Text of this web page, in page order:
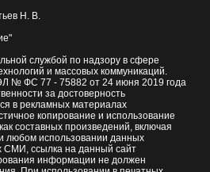
Н. В.
службой по надзору в сфере
и массовых коммуникаций.
№ ФС 77 - 75882 от 24 июня 2019 года
за достоверность
в рекламных материалах
копирование и использование
составных произведений, включая
любом использовании данных
СМИ, ссылка на данный сайт
информации не должен